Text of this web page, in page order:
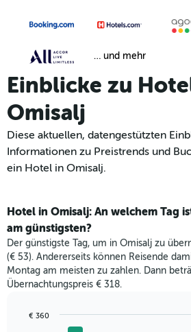
… und mehr
Einblicke zu
Omisalj
Diese aktuellen, datengestützten
Informationen zu Preistrends und
ein Hotel in Omisalj.
Hotel in Omisalj: An welchem Tag
am günstigsten?
Der günstigste Tag, um in Omisalj zu
(€ 53). Andererseits können Reisende
Montag am meisten zu zahlen. Dann
Übernachtungspreis € 318.
€ 360